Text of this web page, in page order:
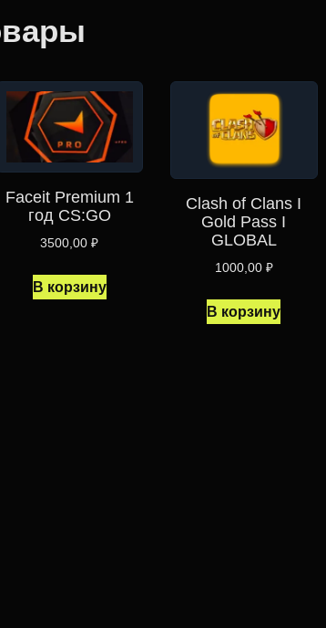
Faceit Premium 1
год CS:GO
3500,00₽
В корзину
Clash of Clans I
Gold Pass I
GLOBAL
1000,00 ₽
В корзину